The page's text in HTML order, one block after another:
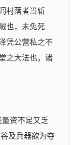
村落者当斩
也，未免死
凭公营私之不
之大法也。诸
资不足又乏
及兵器欲为夺